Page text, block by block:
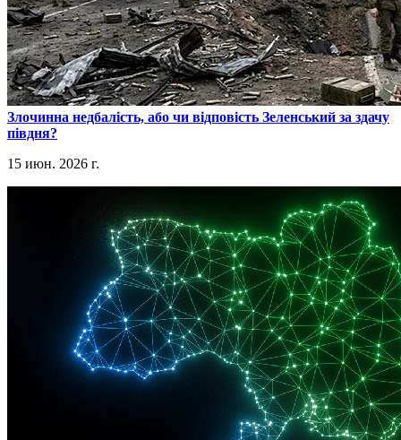
​Злочинна недбалість, або чи відповість Зеленський за здачу
півдня?
15 июн. 2026 г.